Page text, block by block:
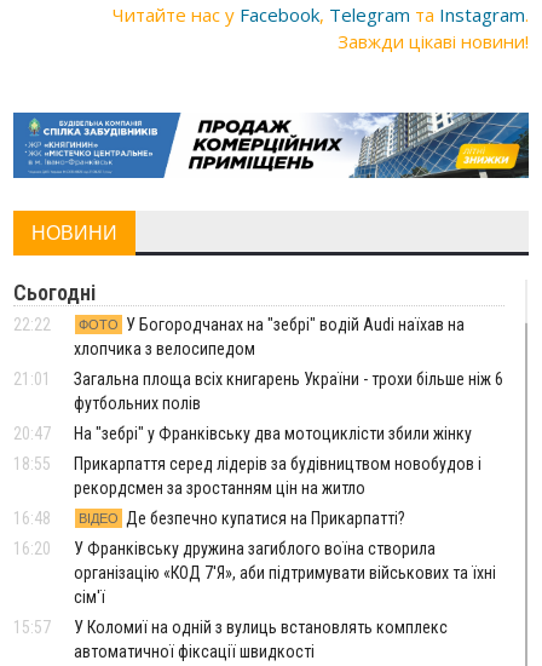
Читайте нас у Facebook, Telegram та Instagram.
Завжди цікаві новини!
НОВИНИ
Сьогодні
22:22 ФОТО
У Богородчанах на "зебрі" водій Audi наїхав на
хлопчика з велосипедом
21:01
Загальна площа всіх книгарень України - трохи більше ніж 6
футбольних полів
20:47
На "зебрі" у Франківську два мотоциклісти збили жінку
18:55
Прикарпаття серед лідерів за будівництвом новобудов і
рекордсмен за зростанням цін на житло
16:48
ВІДЕО
Де безпечно купатися на Прикарпатті?
16:20
У Франківську дружина загиблого воїна створила
організацію «КОД 7'Я», аби підтримувати військових та їхні
сім'ї
15:57
У Коломиї на одній з вулиць встановлять комплекс
автоматичної фіксації швидкості